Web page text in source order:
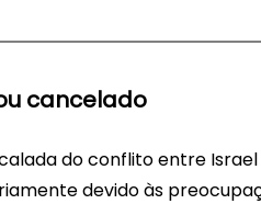
cancelado
do conflito entre Israel
devido às